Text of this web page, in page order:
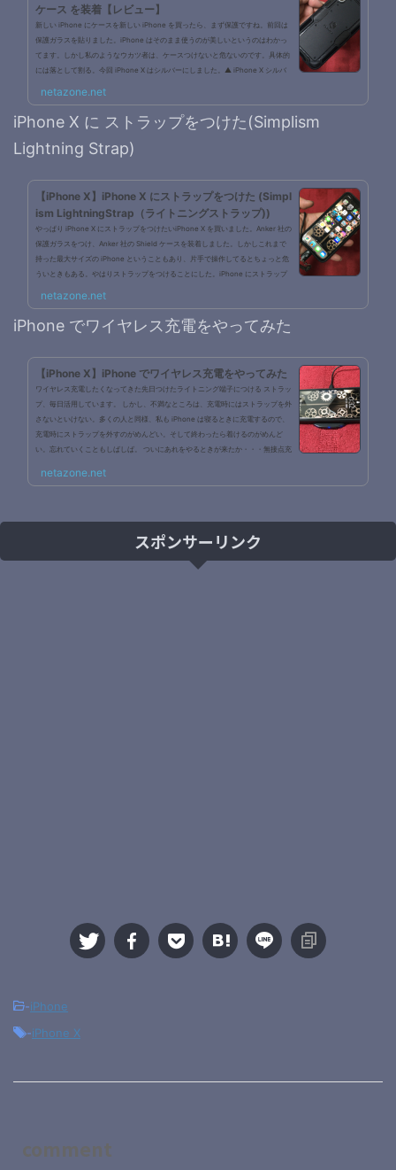
ケース を装着【レビュー】
新しい iPhone にケースを新しい iPhone を買ったら、まず保護ですね。前回は
保護ガラスを貼りました。iPhone はそのまま使うのが美しいというのはわかっ
てます。しかし私のようなウカツ者は、ケースつけないと危ないのです。具体的
には落として割る。今回 iPhone X はシルバーにしました。▲ iPhone X シルバ
りそうです。そんなわけでケースなしでは安心して使えないので、保護ガラ...
netazone.net
iPhone X に ストラップをつけた(Simplism
Lightning Strap)
【iPhone X】iPhone X にストラップをつけた (Simpl
ism LightningStrap（ライトニングストラップ))
やっぱり iPhone X にストラップをつけたいiPhone X を買いました。Anker 社の
保護ガラスをつけ、Anker 社の Shield ケースを装着しました。しかしこれまで
持った最大サイズの iPhone ということもあり、片手で操作してるとちょっと危
ういときもある。やはりストラップをつけることにした。iPhone にストラップ
ースがなかった。今回は Anker KARAPAX Shield ケースを買ってしまい...
netazone.net
iPhone でワイヤレス充電をやってみた
【iPhone X】iPhone でワイヤレス充電をやってみた
ワイヤレス充電したくなってきた先日つけたライトニング端子につける ストラッ
プ、毎日活用しています。 しかし、不満なところは、充電時にはストラップを外
さないといけない。多くの人と同様、私も iPhone は寝るときに充電するので、
充電時にストラップを外すのがめんどい。そして終わったら着けるのがめんど
い。忘れていくこともしばしば。 ついにあれをやるときが来たか・・・無接点充
は Qi(チー)というワイヤレス充電規格を採用しており、...
netazone.net
スポンサーリンク
-iPhone
-iPhone X
comment